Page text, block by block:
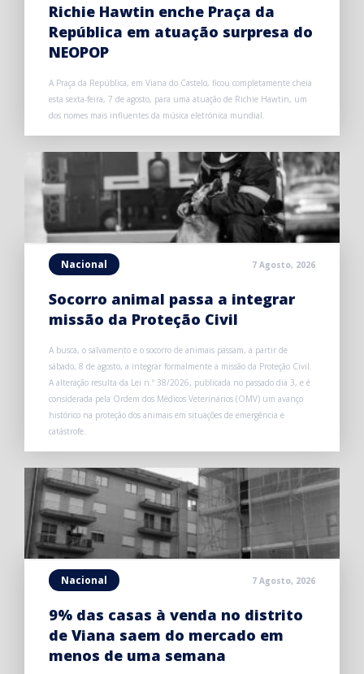
Richie Hawtin enche Praça da
República em atuação surpresa do
NEOPOP
A Praça da República, em Viana do Castelo, ficou completamente cheia
esta sexta-feira, 7 de agosto, para uma atuação de Richie Hawtin, um
dos nomes mais influentes da música eletrónica mundial.
Nacional 7 Agosto, 2026
Socorro animal passa a integrar
missão da Proteção Civil
A busca, o salvamento e o socorro de animais passam, a partir de
sábado, 8 de agosto, a integrar formalmente a missão da Proteção Civil.
A alteração resulta da Lei n.º 38/2026, publicada no passado dia 3, e é
considerada pela Ordem dos Médicos Veterinários (OMV) um avanço
histórico na proteção dos animais em situações de emergência e
catástrofe.
Nacional 7 Agosto, 2026
9% das casas à venda no distrito
de Viana saem do mercado em
menos de uma semana